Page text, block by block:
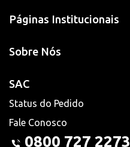
Páginas Institucionais
Sobre Nós
SAC
Status do Pedido
Fale Conosco
0800 727 2273